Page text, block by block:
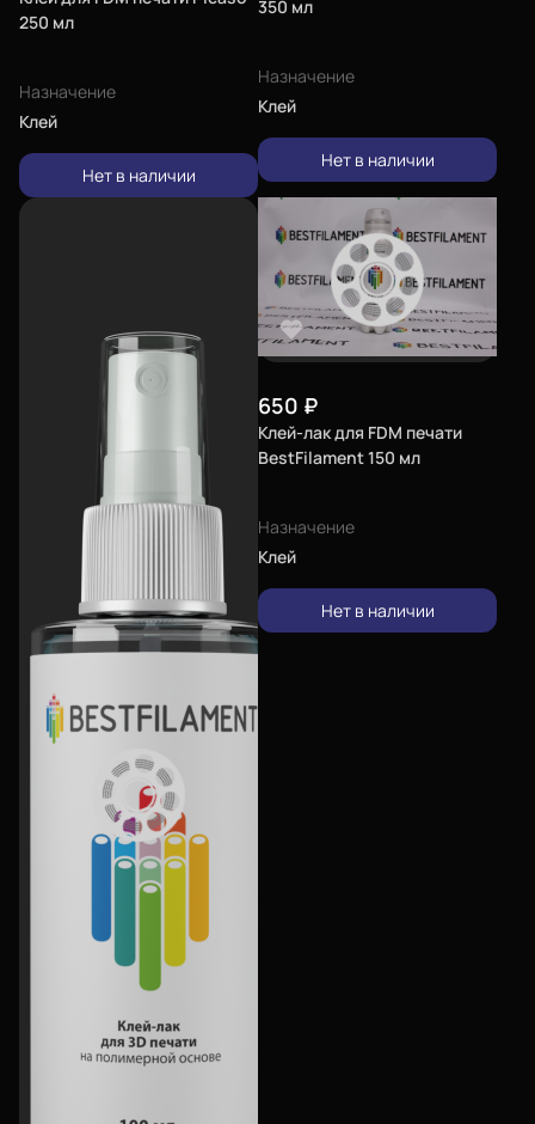
250 мл
Назначение
Клей
Нет в наличии
350 мл
Назначение
Клей
Нет в наличии
650 ₽
Клей-лак для FDM печати
BestFilament 150 мл
Назначение
Клей
Нет в наличии
Еще
Филиалы
Сертификаты
Система скидок
Оплата и доставка
Политика конфиденциальности
Блог